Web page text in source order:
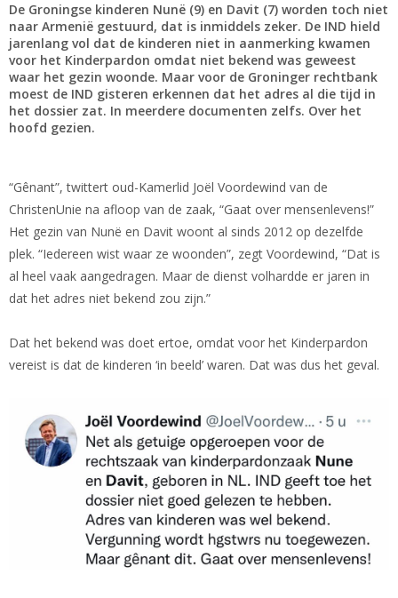
De Groningse kinderen Nunë (9) en Davit (7) worden toch niet
naar Armenië gestuurd, dat is inmiddels zeker. De IND hield
jarenlang vol dat de kinderen niet in aanmerking kwamen
voor het Kinderpardon omdat niet bekend was geweest
waar het gezin woonde. Maar voor de Groninger rechtbank
moest de IND gisteren erkennen dat het adres al die tijd in
het dossier zat. In meerdere documenten zelfs. Over het
hoofd gezien.
“Gênant”, twittert oud-Kamerlid Joël Voordewind van de
ChristenUnie na afloop van de zaak, “Gaat over mensenlevens!”
Het gezin van Nunë en Davit woont al sinds 2012 op dezelfde
plek. “Iedereen wist waar ze woonden”, zegt Voordewind, “Dat is
al heel vaak aangedragen. Maar de dienst volhardde er jaren in
dat het adres niet bekend zou zijn.”
Dat het bekend was doet ertoe, omdat voor het Kinderpardon
vereist is dat de kinderen ‘in beeld’ waren. Dat was dus het geval.